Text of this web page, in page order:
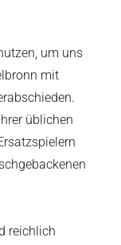
um uns
mit
üblichen
reichlich